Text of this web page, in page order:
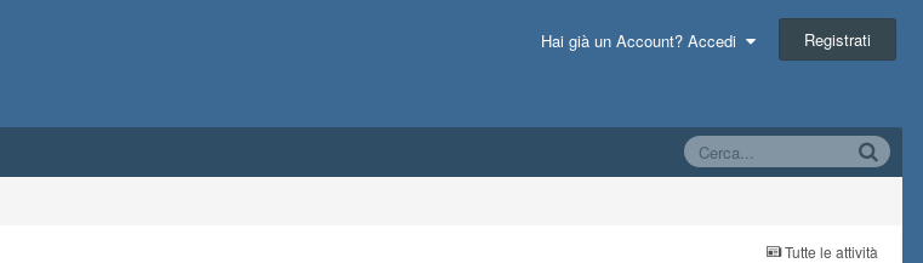
Hai già un Account? Accedi Registrati
Tutte le attività